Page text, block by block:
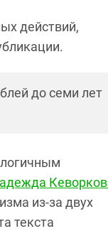
действий,
до семи лет
из-за двух
текста